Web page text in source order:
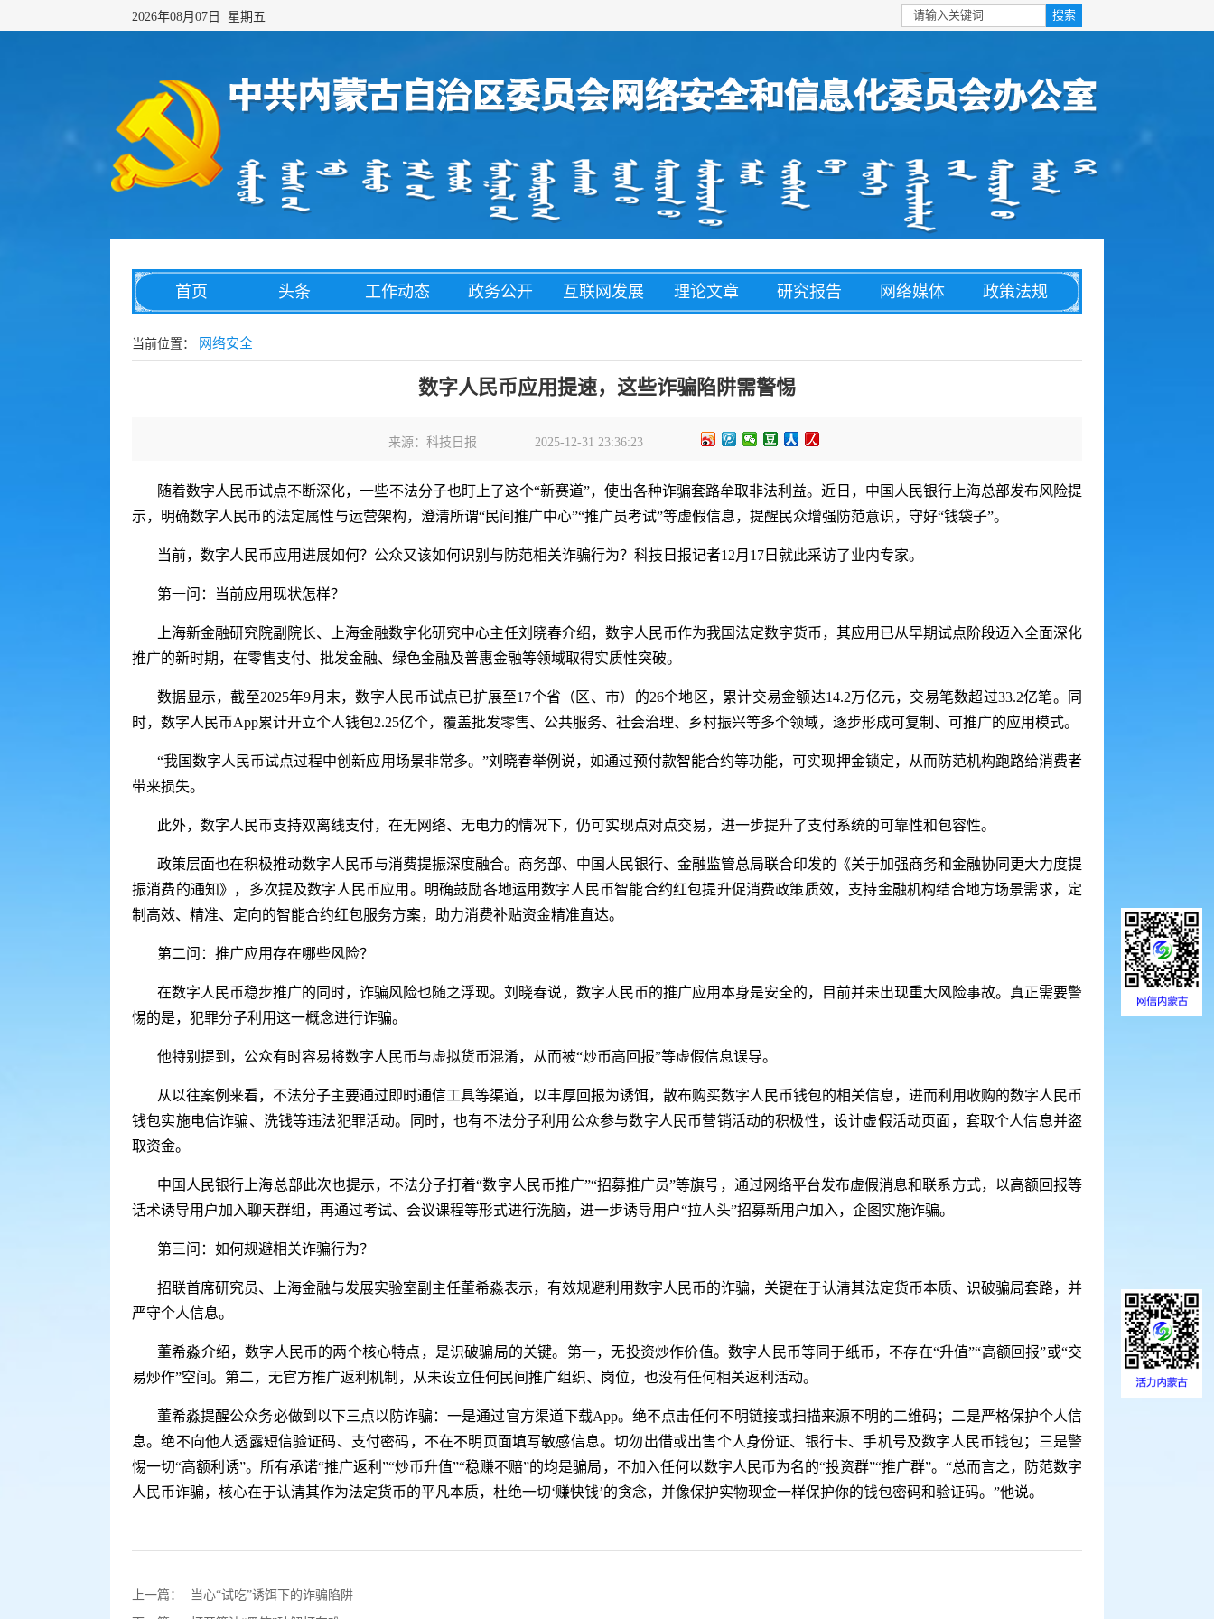
2026年08月07日 星期五
首页 头条 工作动态 政务公开 互联网发展 理论文章 研究报告 网络媒体 政策法规
网络传播
骗
当前位置： 网络安全
数字人民币应用提速，这些诈骗陷阱需警惕
来源：科技日报 2025-12-31 23:36:23
随着数字人民币试点不断深化，一些不法分子也盯上了这个“新赛道”，使出各种诈骗套路牟取非法利益。近日，中国人民银行上海总部发布风险提
示，明确数字人民币的法定属性与运营架构，澄清所谓“民间推广中心”“推广员考试”等虚假信息，提醒民众增强防范意识，守好“钱袋子”。
当前，数字人民币应用进展如何？公众又该如何识别与防范相关诈骗行为？科技日报记者12月17日就此采访了业内专家。
第一问：当前应用现状怎样？
上海新金融研究院副院长、上海金融数字化研究中心主任刘晓春介绍，数字人民币作为我国法定数字货币，其应用已从早期试点阶段迈入全面深化
推广的新时期，在零售支付、批发金融、绿色金融及普惠金融等领域取得实质性突破。
数据显示，截至2025年9月末，数字人民币试点已扩展至17个省（区、市）的26个地区，累计交易金额达14.2万亿元，交易笔数超过33.2亿笔。同
时，数字人民币App累计开立个人钱包2.25亿个，覆盖批发零售、公共服务、社会治理、乡村振兴等多个领域，逐步形成可复制、可推广的应用模式。
“我国数字人民币试点过程中创新应用场景非常多。”刘晓春举例说，如通过预付款智能合约等功能，可实现押金锁定，从而防范机构跑路给消费者
带来损失。
此外，数字人民币支持双离线支付，在无网络、无电力的情况下，仍可实现点对点交易，进一步提升了支付系统的可靠性和包容性。
政策层面也在积极推动数字人民币与消费提振深度融合。商务部、中国人民银行、金融监管总局联合印发的《关于加强商务和金融协同更大力度提
振消费的通知》，多次提及数字人民币应用。明确鼓励各地运用数字人民币智能合约红包提升促消费政策质效，支持金融机构结合地方场景需求，定
制高效、精准、定向的智能合约红包服务方案，助力消费补贴资金精准直达。
第二问：推广应用存在哪些风险？
在数字人民币稳步推广的同时，诈骗风险也随之浮现。刘晓春说，数字人民币的推广应用本身是安全的，目前并未出现重大风险事故。真正需要警
惕的是，犯罪分子利用这一概念进行诈骗。
他特别提到，公众有时容易将数字人民币与虚拟货币混淆，从而被“炒币高回报”等虚假信息误导。
从以往案例来看，不法分子主要通过即时通信工具等渠道，以丰厚回报为诱饵，散布购买数字人民币钱包的相关信息，进而利用收购的数字人民币
钱包实施电信诈骗、洗钱等违法犯罪活动。同时，也有不法分子利用公众参与数字人民币营销活动的积极性，设计虚假活动页面，套取个人信息并盗
取资金。
中国人民银行上海总部此次也提示，不法分子打着“数字人民币推广”“招募推广员”等旗号，通过网络平台发布虚假消息和联系方式，以高额回报等
话术诱导用户加入聊天群组，再通过考试、会议课程等形式进行洗脑，进一步诱导用户“拉人头”招募新用户加入，企图实施诈骗。
第三问：如何规避相关诈骗行为？
招联首席研究员、上海金融与发展实验室副主任董希淼表示，有效规避利用数字人民币的诈骗，关键在于认清其法定货币本质、识破骗局套路，并
严守个人信息。
董希淼介绍，数字人民币的两个核心特点，是识破骗局的关键。第一，无投资炒作价值。数字人民币等同于纸币，不存在“升值”“高额回报”或“交
易炒作”空间。第二，无官方推广返利机制，从未设立任何民间推广组织、岗位，也没有任何相关返利活动。
董希淼提醒公众务必做到以下三点以防诈骗：一是通过官方渠道下载App。绝不点击任何不明链接或扫描来源不明的二维码；二是严格保护个人信
息。绝不向他人透露短信验证码、支付密码，不在不明页面填写敏感信息。切勿出借或出售个人身份证、银行卡、手机号及数字人民币钱包；三是警
惕一切“高额利诱”。所有承诺“推广返利”“炒币升值”“稳赚不赔”的均是骗局，不加入任何以数字人民币为名的“投资群”“推广群”。“总而言之，防范数字
人民币诈骗，核心在于认清其作为法定货币的平凡本质，杜绝一切‘赚快钱’的贪念，并像保护实物现金一样保护你的钱包密码和验证码。”他说。
上一篇： 当心“试吃”诱饵下的诈骗陷阱